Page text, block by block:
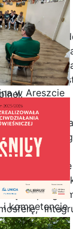
w Areszcie
i kompetencje
się ze zdjęć
szkolnego
maturzystów
na